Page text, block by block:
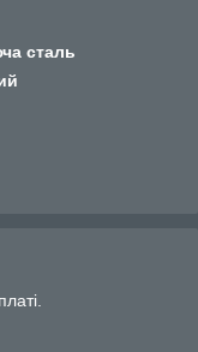
сталь